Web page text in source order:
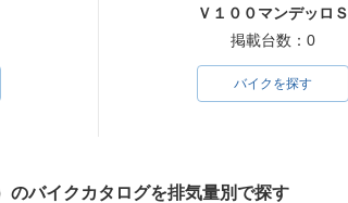
Ｖ１００マンデッロＳ
掲載台数：0
バイクを探す
のバイクカタログを排気量別で探す